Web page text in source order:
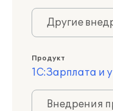
Другие
Продукт
1С:Зарплата и
Внедрения